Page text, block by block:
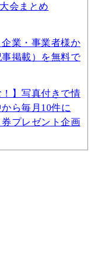
会まとめ
業・事業者様か
掲載）を無料で
！】写真付きで情
ら毎月10件に
券プレゼント企画